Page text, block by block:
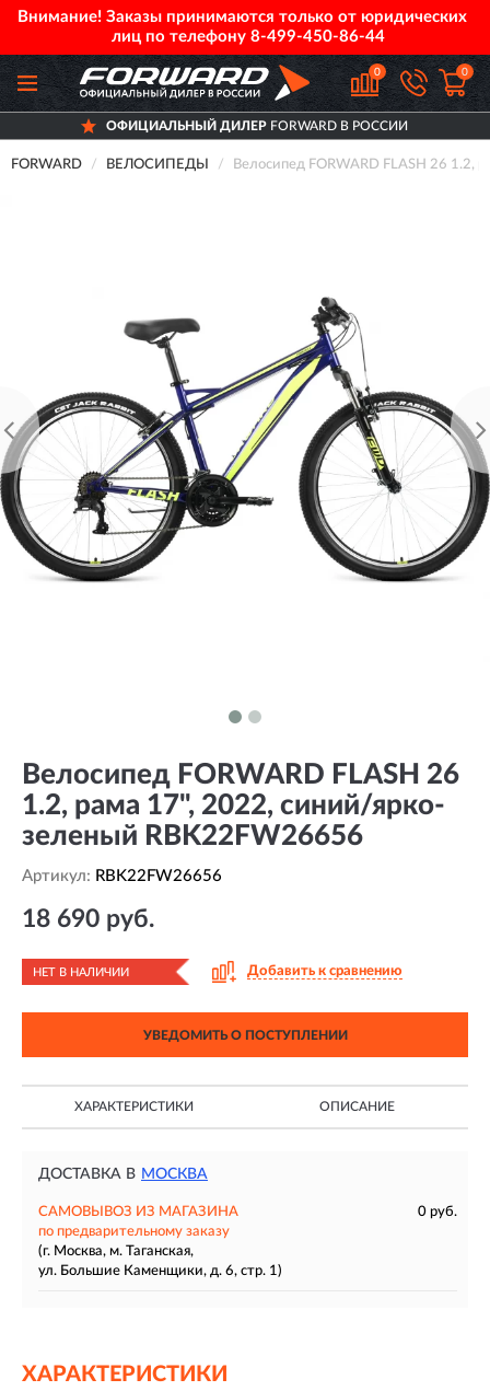
Внимание! Заказы принимаются только от юридических
лиц по телефону 8-499-450-86-44
0 0
ОФИЦИАЛЬНЫЙ ДИЛЕРFORWARD В РОССИИ
FORWARD ВЕЛОСИПЕДЫ Велосипед FORWARD FLASH 26 1.2,
Велосипед FORWARD FLASH 26
1.2, рама 17", 2022, синий/ярко-
зеленый RBK22FW26656
Артикул: RBK22FW26656
18 690 руб.
НЕТ В НАЛИЧИИ Добавить к сравнению
УВЕДОМИТЬ О ПОСТУПЛЕНИИ
ХАРАКТЕРИСТИКИ ОПИСАНИЕ
ДОСТАВКА В МОСКВА
САМОВЫВОЗ ИЗ МАГАЗИНА
0 руб.
по предварительному заказу
(г. Москва, м. Таганская,
ул. Большие Каменщики, д. 6, стр. 1)
ХАРАКТЕРИСТИКИ